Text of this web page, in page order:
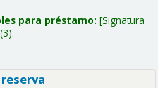
para préstamo: Signatura
(3).